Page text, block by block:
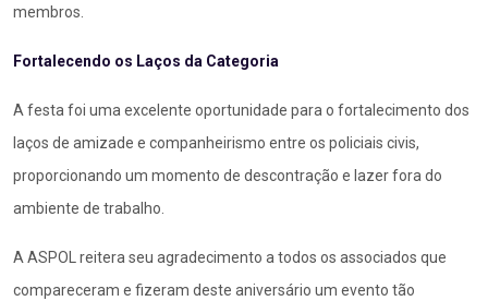
membros.
Fortalecendo os Laços da Categoria
A festa foi uma excelente oportunidade para o fortalecimento dos
laços de amizade e companheirismo entre os policiais civis,
proporcionando um momento de descontração e lazer fora do
ambiente de trabalho.
A ASPOL reitera seu agradecimento a todos os associados que
compareceram e fizeram deste aniversário um evento tão